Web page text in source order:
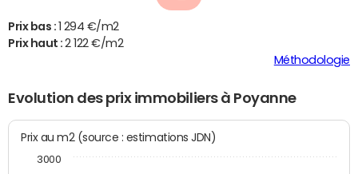
Prix bas :
1 294 €/m2
Prix haut :2 122 €/m2
Méthodologie
Evolution des prix immobiliers à Poyanne
Prix au m2 (source : estimations JDN)
3000